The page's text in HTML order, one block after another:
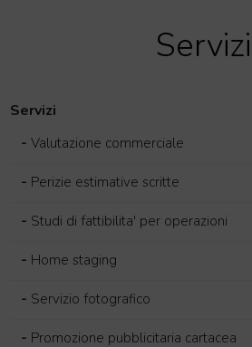
Servizi
Servizi
- Valutazione commerciale
- Perizie estimative scritte
- Studi di fattibilita' per operazioni
- Home staging
- Servizio fotografico
- Promozione pubblicitaria cartacea